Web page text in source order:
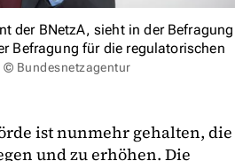
der BNetzA, sieht in der Befragung
Befragung für die regulatorischen
© Bundesnetzagentur
ist nunmehr gehalten, die
und zu erhöhen. Die